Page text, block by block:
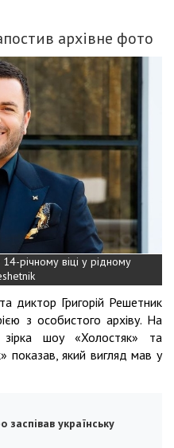
архівне фото
річному віці у рідному
диктор Григорій Решетник
з особистого архіву. На
зірка шоу «Холостяк» та
показав, який вигляд мав у
українську